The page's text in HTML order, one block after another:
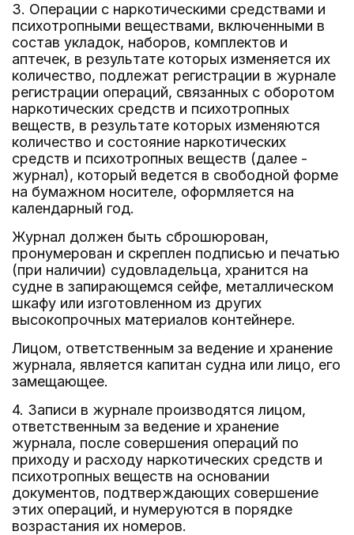
3. Операции с наркотическими средствами и
психотропными веществами, включенными в
состав укладок, наборов, комплектов и
аптечек, в результате которых изменяется их
количество, подлежат регистрации в журнале
регистрации операций, связанных с оборотом
наркотических средств и психотропных
веществ, в результате которых изменяются
количество и состояние наркотических
средств и психотропных веществ (далее -
журнал), который ведется в свободной форме
на бумажном носителе, оформляется на
календарный год.
Журнал должен быть сброшюрован,
пронумерован и скреплен подписью и печатью
(при наличии) судовладельца, хранится на
судне в запирающемся сейфе, металлическом
шкафу или изготовленном из других
высокопрочных материалов контейнере.
Лицом, ответственным за ведение и хранение
журнала, является капитан судна или лицо, его
замещающее.
4. Записи в журнале производятся лицом,
ответственным за ведение и хранение
журнала, после совершения операций по
приходу и расходу наркотических средств и
психотропных веществ на основании
документов, подтверждающих совершение
этих операций, и нумеруются в порядке
возрастания их номеров.